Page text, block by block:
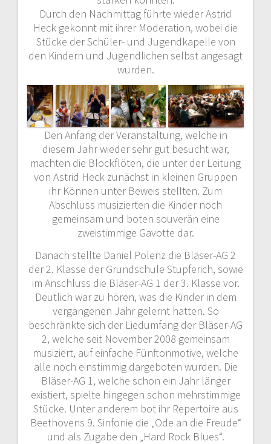
Durch den Nachmittag führte wieder Astrid
Heck gekonnt mit ihrer Moderation, wobei die
Stücke der Schüler- und Jugendkapelle von
den Kindern und Jugendlichen selbst angesagt
wurden.
Den Anfang der Veranstaltung, welche in
diesem Jahr wieder sehr gut besucht war,
machten die Blockflöten, die unter der Leitung
von Astrid Heck zunächst in kleinen Gruppen
ihr Können unter Beweis stellten. Zum
Abschluss musizierten die Kinder noch
gemeinsam und boten souverän eine
zweistimmige Gavotte dar.
Danach stellte Daniel Polenz die Bläser-AG 2
der 2. Klasse der Grundschule Stupferich, sowie
im Anschluss die Bläser-AG 1 der 3. Klasse vor.
Deutlich war zu hören, was die Kinder in dem
vergangenen Jahr gelernt hatten. So
beschränkte sich der Liedumfang der Bläser-AG
2, welche seit November 2008 gemeinsam
musiziert, auf einfache Fünftonmotive, welche
alle noch einstimmig dargeboten wurden. Die
Bläser-AG 1, welche schon ein Jahr länger
existiert, spielte hingegen schon mehrstimmige
Stücke. Unter anderem bot ihr Repertoire aus
Beethovens 9. Sinfonie die „Ode an die Freude“
und als Zugabe den „Hard Rock Blues“.